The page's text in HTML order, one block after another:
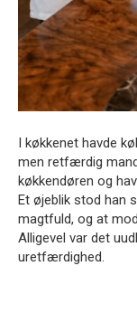
I køkkenet havde
men retfærdig
køkkendøren og
Et øjeblik stod han
magtfuld, og at
Alligevel var det
uretfærdighed.